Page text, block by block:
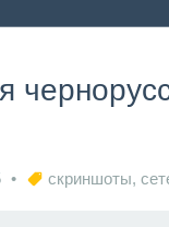
скриншоты,